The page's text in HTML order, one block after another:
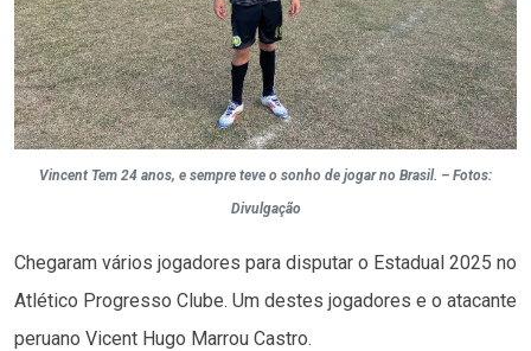
Vincent Tem 24 anos, e sempre teve o sonho de jogar no Brasil. – Fotos:
Divulgação
Chegaram vários jogadores para disputar o Estadual 2025 no
Atlético Progresso Clube. Um destes jogadores e o atacante
peruano Vicent Hugo Marrou Castro.